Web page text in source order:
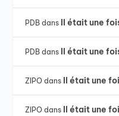
PDB dans Il était une
PDB dans Il était une
ZIPO dans Il était une
ZIPO dans Il était une